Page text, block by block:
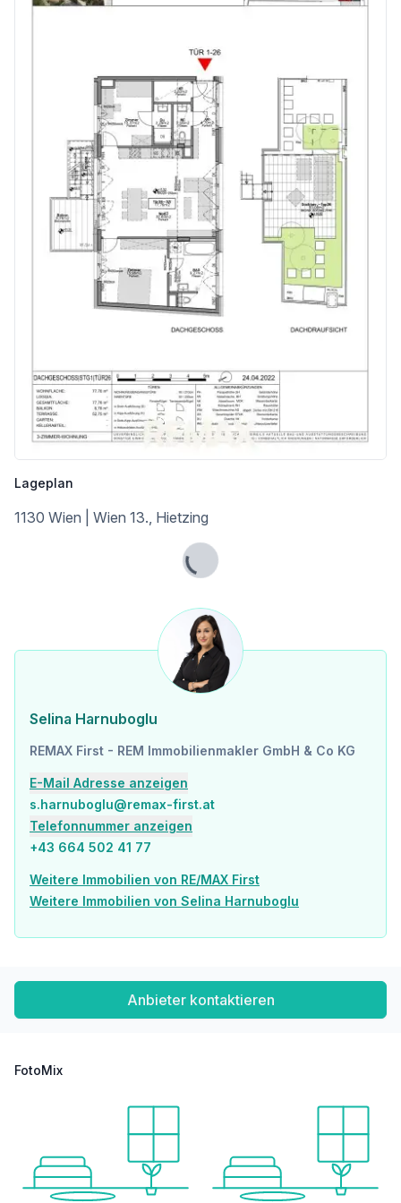
Höhere Schule <4.750m
Nahversorgung
Supermarkt <250m
Bäckerei <250m
Einkaufszentrum <3.500m
Sonstige
Geldautomat <250m
Bank <750m
Polizei <750m
Straßenbahn <750m
Bahnhof <250m
Autobahnanschluss <3.250m
Angaben Entfernung Luftlinie / Quelle: OpenStreetMap
Lageplan
1130 Wien | Wien 13., Hietzing
Lade...
Selina Harnuboglu
REMAX First - REM Immobilienmakler GmbH & Co KG
E-Mail Adresse anzeigen
s.harnuboglu@remax-first.at
Telefonnummer anzeigen
+43 664 502 41 77
Weitere Immobilien von RE/MAX First
Weitere Immobilien von Selina Harnuboglu
Anbieter kontaktieren
FotoMix